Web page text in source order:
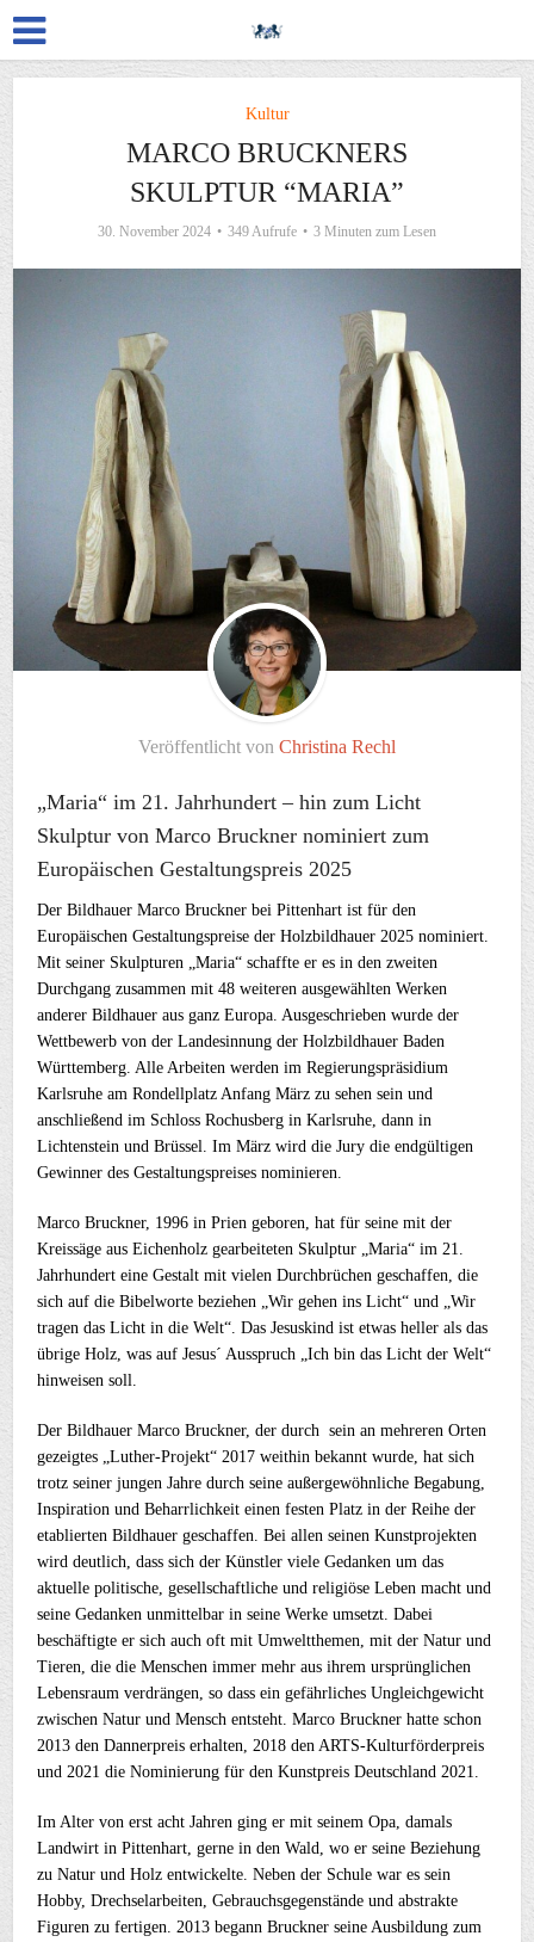
Kultur
MARCO BRUCKNERS
SKULPTUR “MARIA”
30. November 2024 349 Aufrufe 3 Minuten zum Lesen
Veröffentlicht von Christina Rechl
„Maria“ im 21. Jahrhundert – hin zum Licht
Skulptur von Marco Bruckner nominiert zum
Europäischen Gestaltungspreis 2025
Der Bildhauer Marco Bruckner bei Pittenhart ist für den
Europäischen Gestaltungspreise der Holzbildhauer 2025 nominiert.
Mit seiner Skulpturen „Maria“ schaffte er es in den zweiten
Durchgang zusammen mit 48 weiteren ausgewählten Werken
anderer Bildhauer aus ganz Europa. Ausgeschrieben wurde der
Wettbewerb von der Landesinnung der Holzbildhauer Baden
Württemberg. Alle Arbeiten werden im Regierungspräsidium
Karlsruhe am Rondellplatz Anfang März zu sehen sein und
anschließend im Schloss Rochusberg in Karlsruhe, dann in
Lichtenstein und Brüssel. Im März wird die Jury die endgültigen
Gewinner des Gestaltungspreises nominieren.
Marco Bruckner, 1996 in Prien geboren, hat für seine mit der
Kreissäge aus Eichenholz gearbeiteten Skulptur „Maria“ im 21.
Jahrhundert eine Gestalt mit vielen Durchbrüchen geschaffen, die
sich auf die Bibelworte beziehen „Wir gehen ins Licht“ und „Wir
tragen das Licht in die Welt“. Das Jesuskind ist etwas heller als das
übrige Holz, was auf Jesus´ Ausspruch „Ich bin das Licht der Welt“
hinweisen soll.
Der Bildhauer Marco Bruckner, der durch sein an mehreren Orten
gezeigtes „Luther-Projekt“ 2017 weithin bekannt wurde, hat sich
trotz seiner jungen Jahre durch seine außergewöhnliche Begabung,
Inspiration und Beharrlichkeit einen festen Platz in der Reihe der
etablierten Bildhauer geschaffen. Bei allen seinen Kunstprojekten
wird deutlich, dass sich der Künstler viele Gedanken um das
aktuelle politische, gesellschaftliche und religiöse Leben macht und
seine Gedanken unmittelbar in seine Werke umsetzt. Dabei
beschäftigte er sich auch oft mit Umweltthemen, mit der Natur und
Tieren, die die Menschen immer mehr aus ihrem ursprünglichen
Lebensraum verdrängen, so dass ein gefährliches Ungleichgewicht
zwischen Natur und Mensch entsteht. Marco Bruckner hatte schon
2013 den Dannerpreis erhalten, 2018 den ARTS-Kulturförderpreis
und 2021 die Nominierung für den Kunstpreis Deutschland 2021.
Im Alter von erst acht Jahren ging er mit seinem Opa, damals
Landwirt in Pittenhart, gerne in den Wald, wo er seine Beziehung
zu Natur und Holz entwickelte. Neben der Schule war es sein
Hobby, Drechselarbeiten, Gebrauchsgegenstände und abstrakte
Figuren zu fertigen. 2013 begann Bruckner seine Ausbildung zum